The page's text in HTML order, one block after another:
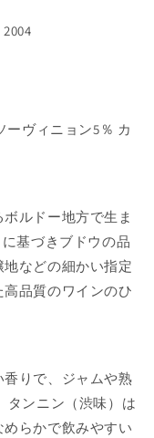
ーヴィニョン5％ カ
ルドー地方で生ま
基づきブドウの品
などの細かい指定
品質のワインのひ
りで、ジャムや熟
タンニン（渋味）は
らかで飲みやすい